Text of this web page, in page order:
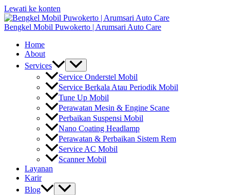
Lewati ke konten
Bengkel Mobil Puwokerto | Arumsari Auto Care
Home
About
Services
Service Onderstel Mobil
Service Berkala Atau Periodik Mobil
Tune Up Mobil
Perawatan Mesin & Engine Scane
Perbaikan Suspensi Mobil
Nano Coating Headlamp
Perawatan & Perbaikan Sistem Rem
Service AC Mobil
Scanner Mobil
Layanan
Karir
Blog